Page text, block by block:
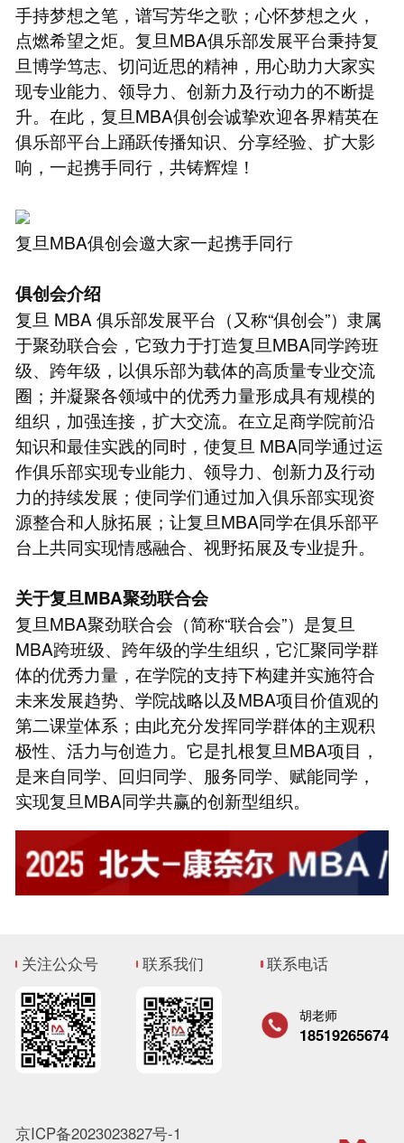
手持梦想之笔，谱写芳华之歌；心怀梦想之火，
点燃希望之炬。复旦MBA俱乐部发展平台秉持复
旦博学笃志、切问近思的精神，用心助力大家实
现专业能力、领导力、创新力及行动力的不断提
升。在此，复旦MBA俱创会诚挚欢迎各界精英在
俱乐部平台上踊跃传播知识、分享经验、扩大影
响，一起携手同行，共铸辉煌！
复旦MBA俱创会邀大家一起携手同行
俱创会介绍
复旦 MBA 俱乐部发展平台（又称“俱创会”）隶属
于聚劲联合会，它致力于打造复旦MBA同学跨班
级、跨年级，以俱乐部为载体的高质量专业交流
圈；并凝聚各领域中的优秀力量形成具有规模的
组织，加强连接，扩大交流。在立足商学院前沿
知识和最佳实践的同时，使复旦 MBA同学通过运
作俱乐部实现专业能力、领导力、创新力及行动
力的持续发展；使同学们通过加入俱乐部实现资
源整合和人脉拓展；让复旦MBA同学在俱乐部平
台上共同实现情感融合、视野拓展及专业提升。
关于复旦MBA聚劲联合会
复旦MBA聚劲联合会（简称“联合会”）是复旦
MBA跨班级、跨年级的学生组织，它汇聚同学群
体的优秀力量，在学院的支持下构建并实施符合
未来发展趋势、学院战略以及MBA项目价值观的
第二课堂体系；由此充分发挥同学群体的主观积
极性、活力与创造力。它是扎根复旦MBA项目，
是来自同学、回归同学、服务同学、赋能同学，
实现复旦MBA同学共赢的创新型组织。
关注公众号 联系我们 联系电话
胡老师
18519265674
京ICP备2023023827号-1